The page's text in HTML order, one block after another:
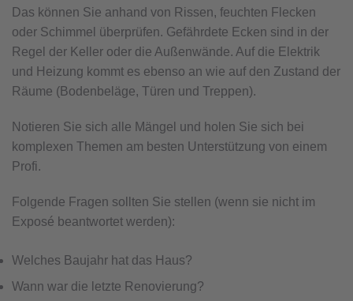
Das können Sie anhand von Rissen, feuchten Flecken
oder Schimmel überprüfen. Gefährdete Ecken sind in der
Regel der Keller oder die Außenwände. Auf die Elektrik
und Heizung kommt es ebenso an wie auf den Zustand der
Räume (Bodenbeläge, Türen und Treppen).
Notieren Sie sich alle Mängel und holen Sie sich bei
komplexen Themen am besten Unterstützung von einem
Profi.
Folgende Fragen sollten Sie stellen (wenn sie nicht im
Exposé beantwortet werden):
Welches Baujahr hat das Haus?
Wann war die letzte Renovierung?